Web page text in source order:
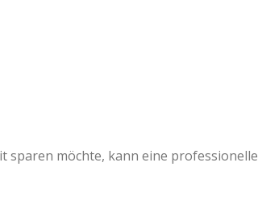
sparen möchte, kann eine professionelle